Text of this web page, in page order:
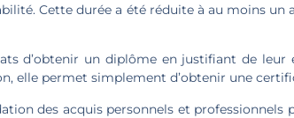
Cette durée a été réduite à au moins un
d’obtenir un diplôme en justifiant de leur
elle permet simplement d’obtenir une
des acquis personnels et professionnels